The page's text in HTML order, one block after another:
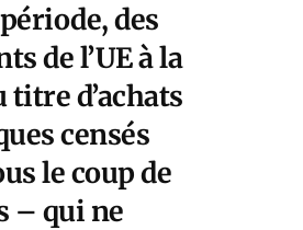
des
de l’UE à la
titre d’achats
censés
le coup de
– qui ne